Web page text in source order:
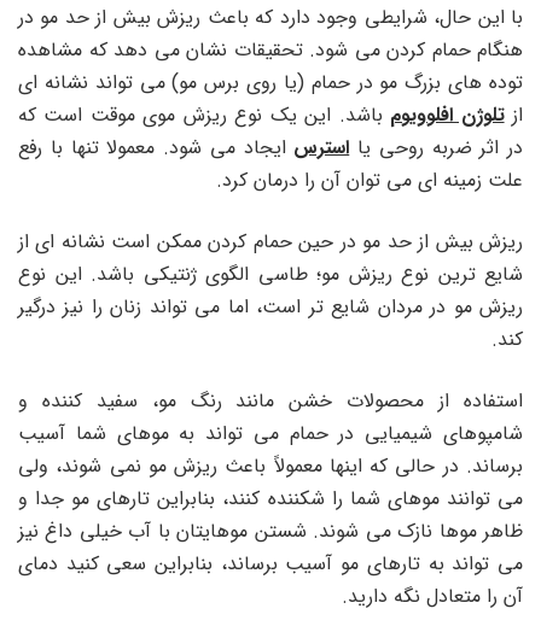
با این حال، شرایطی وجود دارد که باعث ریزش بیش از حد مو در
هنگام حمام کردن می شود. تحقیقات نشان می دهد که مشاهده
توده های بزرگ مو در حمام (یا روی برس مو) می تواند نشانه ای
ازتلوژن افلوویوم باشد. این یک نوع ریزش موی موقت است که
در اثر ضربه روحی یااسترس ایجاد می شود. معمولا تنها با رفع
علت زمینه ای می توان آن را درمان کرد.
ریزش بیش از حد مو در حین حمام کردن ممکن است نشانه ای از
شایع ترین نوع ریزش مو؛ طاسی الگوی ژنتیکی باشد. این نوع
ریزش مو در مردان شایع تر است، اما می تواند زنان را نیز درگیر
کند.
استفاده از محصولات خشن مانند رنگ مو، سفید کننده و
شامپوهای شیمیایی در حمام می تواند به موهای شما آسیب
برساند. در حالی که اینها معمولاً باعث ریزش مو نمی شوند، ولی
می توانند موهای شما را شکننده کنند، بنابراین تارهای مو جدا و
ظاهر موها نازک می شوند. شستن موهایتان با آب خیلی داغ نیز
می تواند به تارهای مو آسیب برساند، بنابراین سعی کنید دمای
آن را متعادل نگه دارید.